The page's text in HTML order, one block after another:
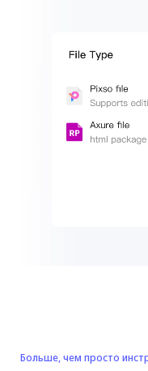
Больше, чем просто